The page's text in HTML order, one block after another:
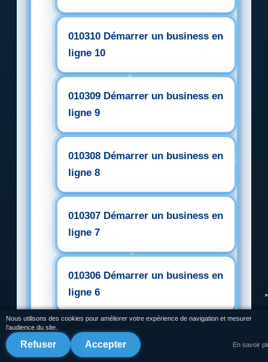
Nous utilisons des cookies pour améliorer votre expérience de navigation et mesurer
l’audience du site.
Refuser Accepter En savoir
010310 Démarrer un business en
ligne 10
010309 Démarrer un business en
ligne 9
010308 Démarrer un business en
ligne 8
010307 Démarrer un business en
ligne 7
010306 Démarrer un business en
ligne 6
010305 Démarrer un business en
ligne 5